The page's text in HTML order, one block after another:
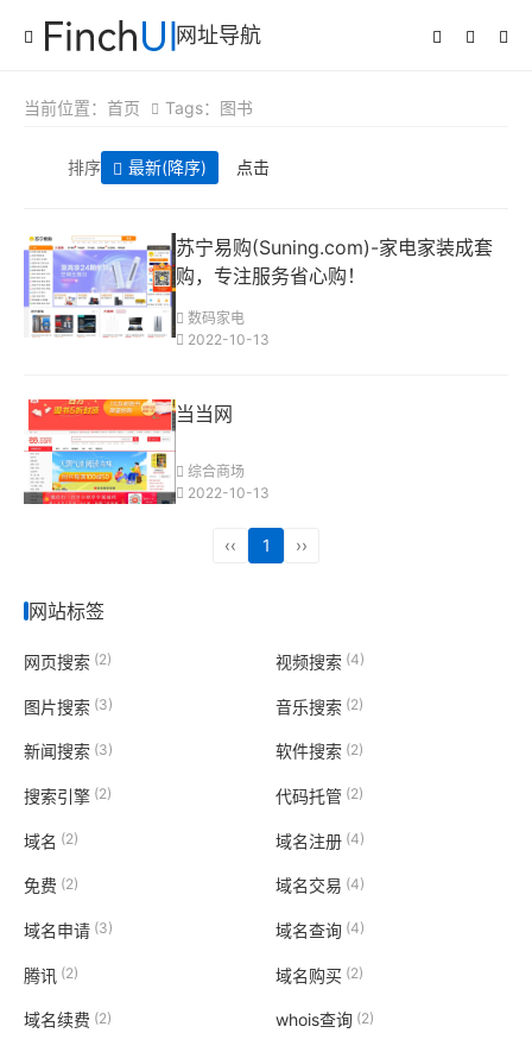
网址导航
当前位置： 首页 Tags：图书
排序 最新(降序) 点击
苏宁易购(Suning.com)-家电家装成套
购，专注服务省心购！
数码家电
2022-10-13
当当网
综合商场
2022-10-13
‹‹ 1 ››
网站标签
网页搜索 (2) 视频搜索 (4)
图片搜索 (3) 音乐搜索 (2)
新闻搜索 (3) 软件搜索 (2)
搜索引擎 (2) 代码托管(2)
域名 (2) 域名注册(4)
免费 (2) 域名交易 (4)
域名申请 (3) 域名查询(4)
腾讯 (2) 域名购买(2)
域名续费 (2) whois查询(2)